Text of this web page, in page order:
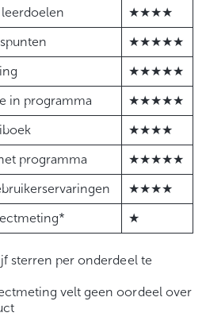
★★★★
★★★★★
★★★★★
in programma
★★★★★
★★★★
programma
★★★★★
★★★★
★
sterren per onderdeel te
velt geen oordeel over